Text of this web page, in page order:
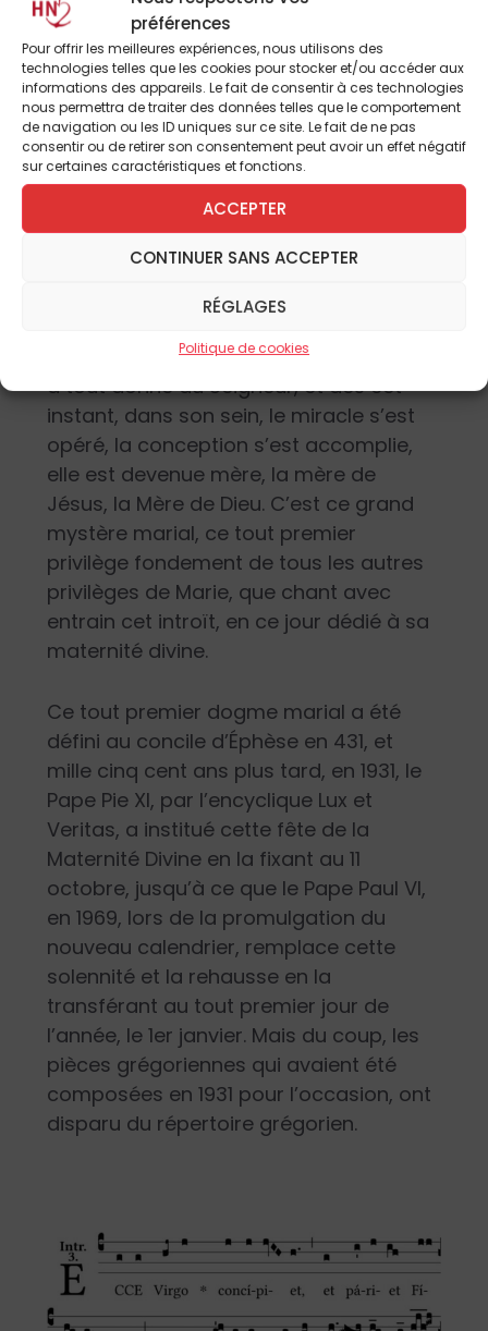
préférences
Pour offrir les meilleures expériences, nous utilisons des
technologies telles que les cookies pour stocker et/ou accéder aux
informations des appareils. Le fait de consentir à ces technologies
nous permettra de traiter des données telles que le comportement
de navigation ou les ID uniques sur ce site. Le fait de ne pas
consentir ou de retirer son consentement peut avoir un effet négatif
sur certaines caractéristiques et fonctions.
ACCEPTER
CONTINUER SANS ACCEPTER
RÉGLAGES
Politique de cookies
« Et toi, Bethléem Éphrata, le plus petit
des clans de Juda, c’est de toi que
sortira pour moi celui qui doit
gouverner Israël. Ses origines
remontent aux temps anciens, aux
jours d’autrefois. Mais Dieu livrera son
peuple jusqu’au jour où enfantera…
celle qui doit enfanter. »
Marie qui s’ignore a répondu oui, fiat, à
tout son cœur, avec tout son être ; elle
a tout donné au Seigneur, et dès cet
instant, dans son sein, le miracle s’est
opéré, la conception s’est accomplie,
elle est devenue mère, la mère de
Jésus, la Mère de Dieu. C’est ce grand
mystère marial, ce tout premier
privilège fondement de tous les autres
privilèges de Marie, que chant avec
entrain cet introït, en ce jour dédié à sa
maternité divine.
Ce tout premier dogme marial a été
défini au concile d’Éphèse en 431, et
mille cinq cent ans plus tard, en 1931, le
Pape Pie XI, par l’encyclique Lux et
Veritas, a institué cette fête de la
Maternité Divine en la fixant au 11
octobre, jusqu’à ce que le Pape Paul VI,
en 1969, lors de la promulgation du
nouveau calendrier, remplace cette
solennité et la rehausse en la
transférant au tout premier jour de
l’année, le 1er janvier. Mais du coup, les
pièces grégoriennes qui avaient été
composées en 1931 pour l’occasion, ont
disparu du répertoire grégorien.